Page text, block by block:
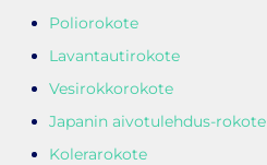
Poliorokote
Lavantautirokote
Vesirokkorokote
Japanin aivotulehdus-rokote
Kolerarokote